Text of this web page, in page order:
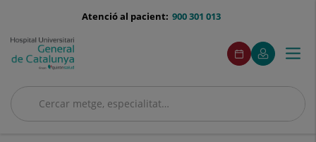
menu-
900 301 013
Atenció al pacient:
Cercar
Cercar
menuAcceso
Demaneu
cita
Aquest
enllaç
s'obrirà
una
El
meu
Aquest
enllaç
s'obrirà
una
finestra
Menú